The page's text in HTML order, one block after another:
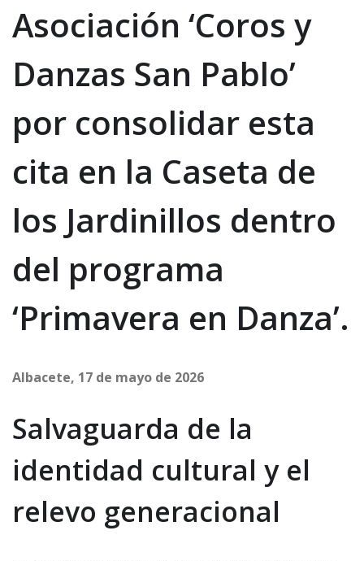
Asociación ‘Coros y
Danzas San Pablo’
por consolidar esta
cita en la Caseta de
los Jardinillos dentro
del programa
‘Primavera en Danza’.
Albacete, 17 de mayo de 2026
Salvaguarda de la
identidad cultural y el
relevo generacional